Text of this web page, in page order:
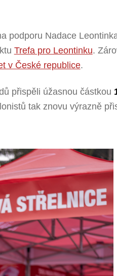
podporu Nadace
Trefa pro Leontinku.
v České republice.
přispěli úžasnou částkou
tak znovu výrazně